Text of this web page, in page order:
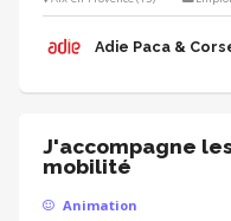
pouvez co-animer les
Adie Paca &
J'accompagne
mobilité
Animation